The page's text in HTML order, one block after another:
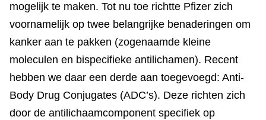
mogelijk te maken. Tot nu toe richtte Pfizer zich
voornamelijk op twee belangrijke benaderingen om
kanker aan te pakken (zogenaamde kleine
moleculen en bispecifieke antilichamen). Recent
hebben we daar een derde aan toegevoegd: Anti-
Body Drug Conjugates (ADC’s). Deze richten zich
door de antilichaamcomponent specifiek op